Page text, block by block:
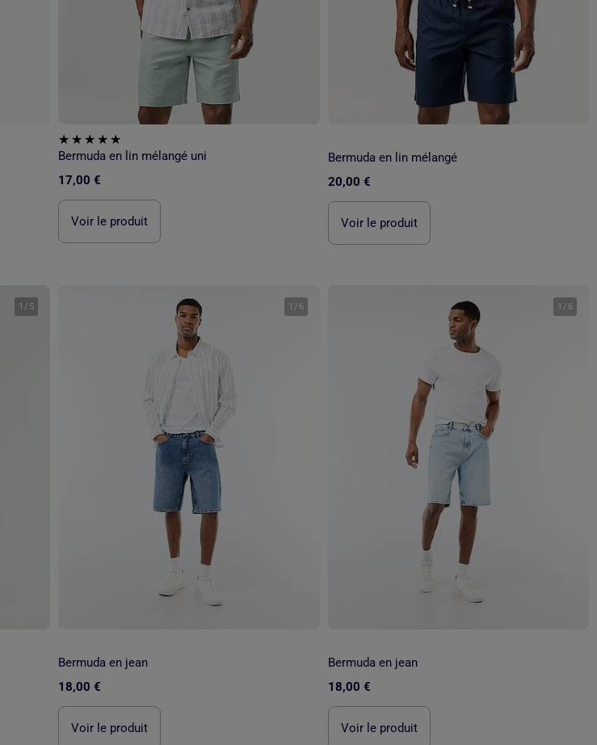
Bermuda en lin mélangé uni
17,00 €
Voir le produit
Bermuda en lin mélangé
20,00 €
Voir le produit
1 / 5 1 / 6
Bermuda en jean
18,00 €
Voir le produit
1 / 6
Bermuda en jean
18,00 €
Voir le produit